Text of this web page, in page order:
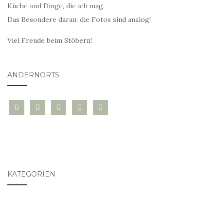
Küche und Dinge, die ich mag.
Das Besondere daran: die Fotos sind analog!
Viel Freude beim Stöbern!
ANDERNORTS
bloglovininstagramtwitter pinterest
mail
KATEGORIEN